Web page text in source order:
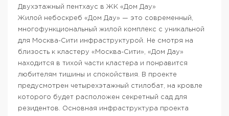
Двухэтажный пентхаус в ЖК «Дом Дау»
Жилой небоскреб «Дом Дау» — это современный,
многофункциональный жилой комплекс с уникальной
для Москва-Сити инфраструктурой. Не смотря на
близость к кластеру «Москва-Сити», «Дом Дау»
находится в тихой части кластера и понравится
любителям тишины и спокойствия. В проекте
предусмотрен четырехэтажный стилобат, на кровле
которого будет расположен секретный сад для
резидентов. Основная инфраструктура проекта